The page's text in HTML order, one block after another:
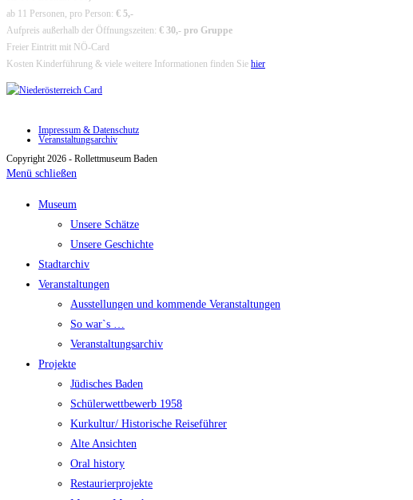
ab 11 Personen, pro Person: € 5,-
Aufpreis außerhalb der Öffnungszeiten: € 30,- pro Gruppe
Freier Eintritt mit NÖ-Card
Kosten Kinderführung & viele weitere Informationen finden Sie hier
Impressum & Datenschutz
Veranstaltungsarchiv
Copyright 2026 - Rollettmuseum Baden
Menü schließen
Museum
Unsere Schätze
Unsere Geschichte
Stadtarchiv
Veranstaltungen
Ausstellungen und kommende Veranstaltungen
So war`s …
Veranstaltungsarchiv
Projekte
Jüdisches Baden
Schülerwettbewerb 1958
Kurkultur/ Historische Reiseführer
Alte Ansichten
Oral history
Restaurierprojekte